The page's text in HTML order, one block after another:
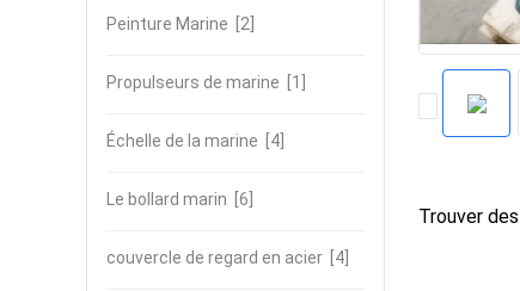
Peinture Marine [2]
Propulseurs de marine [1]
Échelle de la marine [4]
Le bollard marin [6]
couvercle de regard en acier [4]
Trouver